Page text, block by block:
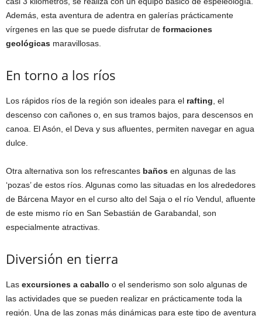
Además, esta aventura de adentra en galerías prácticamente
vírgenes en las que se puede disfrutar de formaciones
geológicas maravillosas.
En torno a los ríos
Los rápidos ríos de la región son ideales para el rafting , el
descenso con cañones o, en sus tramos bajos, para descensos en
canoa. El Asón, el Deva y sus afluentes, permiten navegar en agua
dulce.
Otra alternativa son los refrescantes baños en algunas de las
‘pozas’ de estos ríos. Algunas como las situadas en los alrededores
de Bárcena Mayor en el curso alto del Saja o el río Vendul, afluente
de este mismo río en San Sebastián de Garabandal, son
especialmente atractivas.
Diversión en tierra
Las excursiones a caballo o el senderismo son solo algunas de
las actividades que se pueden realizar en prácticamente toda la
región. Una de las zonas más dinámicas para este tipo de aventura